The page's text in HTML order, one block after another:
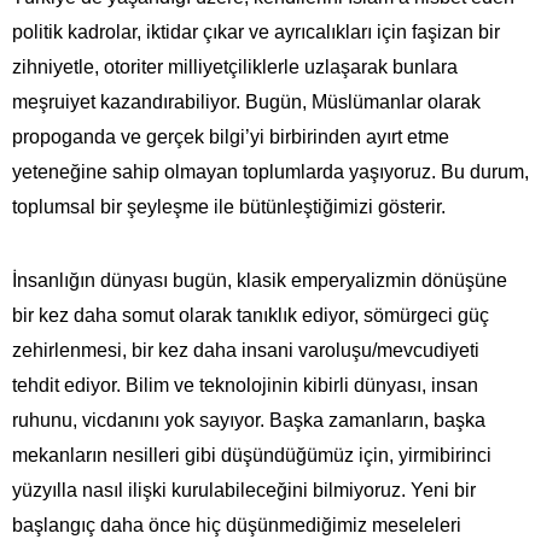
politik kadrolar, iktidar çıkar ve ayrıcalıkları için faşizan bir
zihniyetle, otoriter milliyetçiliklerle uzlaşarak bunlara
meşruiyet kazandırabiliyor. Bugün, Müslümanlar olarak
propoganda ve gerçek bilgi’yi birbirinden ayırt etme
yeteneğine sahip olmayan toplumlarda yaşıyoruz. Bu durum,
toplumsal bir şeyleşme ile bütünleştiğimizi gösterir.
İnsanlığın dünyası bugün, klasik emperyalizmin dönüşüne
bir kez daha somut olarak tanıklık ediyor, sömürgeci güç
zehirlenmesi, bir kez daha insani varoluşu/mevcudiyeti
tehdit ediyor. Bilim ve teknolojinin kibirli dünyası, insan
ruhunu, vicdanını yok sayıyor. Başka zamanların, başka
mekanların nesilleri gibi düşündüğümüz için, yirmibirinci
yüzyılla nasıl ilişki kurulabileceğini bilmiyoruz. Yeni bir
başlangıç daha önce hiç düşünmediğimiz meseleleri